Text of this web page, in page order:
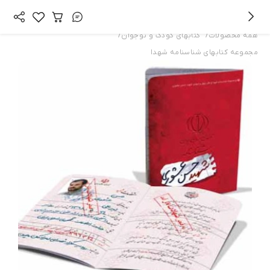
همه محصولات/ کتابهای کودک و نوجوان/
مجموعه کتابهای شناسنامه شهدا